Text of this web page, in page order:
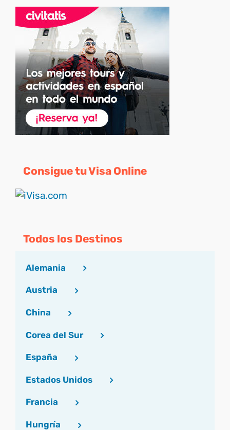
Consigue tu Visa Online
Todos los Destinos
Alemania
Austria
China
Corea del Sur
España
Estados Unidos
Francia
Hungría